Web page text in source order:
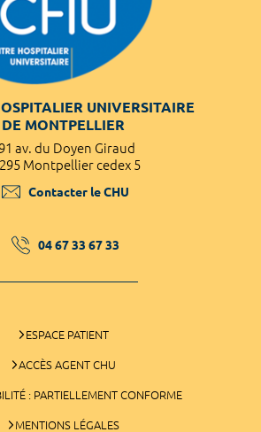
UNIVERSITAIRE
DE MONTPELLIER
av. du Doyen Giraud
Montpellier cedex 5
Contacter le CHU
04 67 33 67 33
ESPACE PATIENT
ACCÈS AGENT CHU
: PARTIELLEMENT CONFORME
MENTIONS LÉGALES